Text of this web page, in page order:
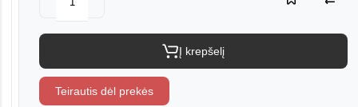
Į krepšelį
Teirautis dėl prekės